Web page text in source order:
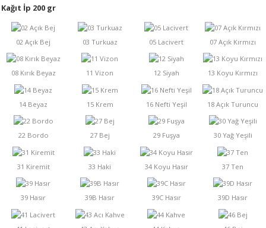
KENDİR İPİ
Kağıt İp 200 gr